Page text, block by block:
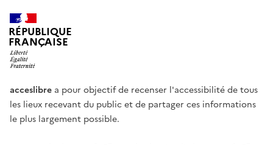
RÉPUBLIQUE
FRANÇAISE
acceslibre a pour objectif de recenser l'accessibilité de tous
les lieux recevant du public et de partager ces informations
le plus largement possible.